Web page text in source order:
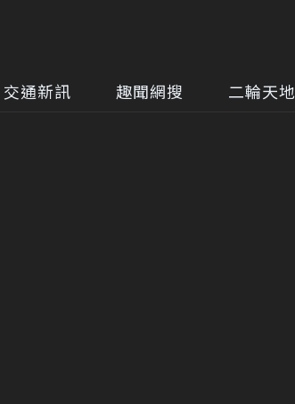
交通新訊 趣聞網搜 二輪天地